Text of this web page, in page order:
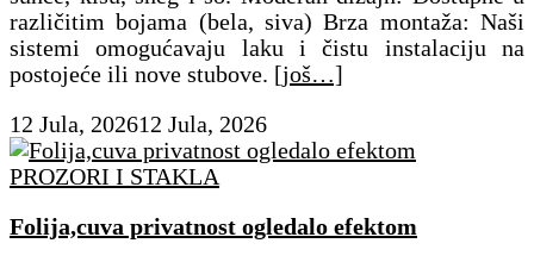
različitim bojama (bela, siva) ​Brza montaža: Naši
sistemi omogućavaju laku i čistu instalaciju na
postojeće ili nove stubove. [još…]
12 Jula, 202612 Jula, 2026
PROZORI I STAKLA
Folija,cuva privatnost ogledalo efektom